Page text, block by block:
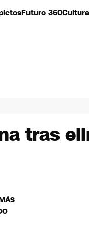
Futuro 360Cultura
tras